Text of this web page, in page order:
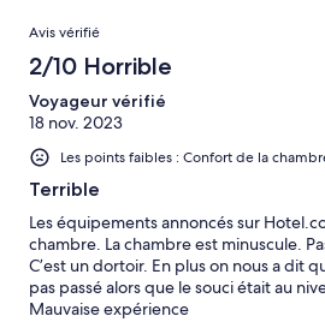
Avis
Avis vérifié
2/10 Horrible
Voyageur vérifié
18 nov. 2023
Les points faibles : Confort de la
Terrible
Les équipements annoncés sur
chambre. La chambre est minuscule.
C’est un dortoir. En plus on nous a dit
pas passé alors que le souci était au
Mauvaise expérience